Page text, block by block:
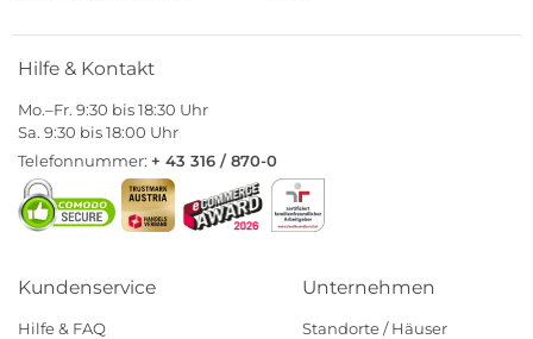
Hilfe & Kontakt
Mo.–Fr. 9:30 bis 18:30 Uhr
Sa. 9:30 bis 18:00 Uhr
Telefonnummer: + 43 316 / 870-0
Kundenservice
Hilfe & FAQ
Unternehmen
Standorte / Häuser